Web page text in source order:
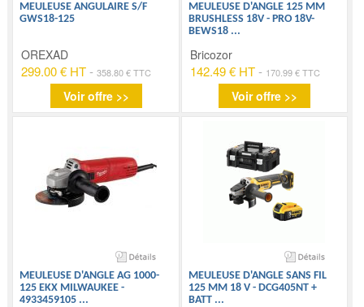
MEULEUSE ANGULAIRE S/F
GWS18-125
OREXAD
299.00 € HT -358.80 € TTC
Voir offre >>
MEULEUSE D'ANGLE 125 MM
BRUSHLESS 18V - PRO 18V-
BEWS18 ...
Bricozor
142.49 € HT- 170.99 € TTC
Voir offre >>
MEULEUSE D'ANGLE AG 1000-
125 EKX MILWAUKEE -
4933459105 ...
MEULEUSE D'ANGLE SANS FIL
125 MM 18 V - DCG405NT +
BATT ...